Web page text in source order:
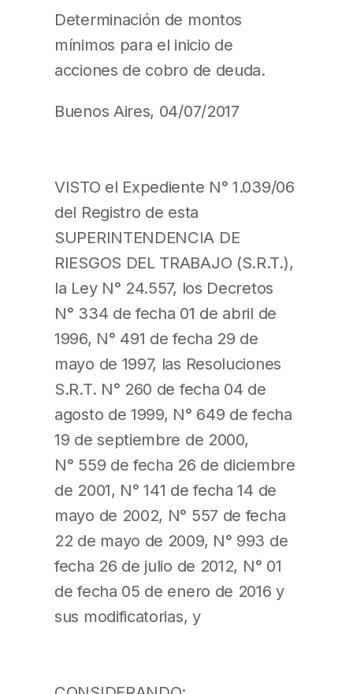
Determinación de montos
mínimos para el inicio de
acciones de cobro de deuda.
Buenos Aires, 04/07/2017
VISTO el Expediente N° 1.039/06
del Registro de esta
SUPERINTENDENCIA DE
RIESGOS DEL TRABAJO (S.R.T.),
la Ley N° 24.557, los Decretos
N° 334 de fecha 01 de abril de
1996, N° 491 de fecha 29 de
mayo de 1997, las Resoluciones
S.R.T. N° 260 de fecha 04 de
agosto de 1999, N° 649 de fecha
19 de septiembre de 2000,
N° 559 de fecha 26 de diciembre
de 2001, N° 141 de fecha 14 de
mayo de 2002, N° 557 de fecha
22 de mayo de 2009, N° 993 de
fecha 26 de julio de 2012, N° 01
de fecha 05 de enero de 2016 y
sus modificatorias, y